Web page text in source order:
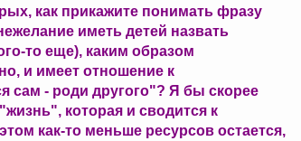
как прикажите понимать фразу
иметь детей назвать
то еще), каким образом
и имеет отношение к
- роди другого"? Я бы скорее
которая и сводится к
как-то меньше ресурсов остается,